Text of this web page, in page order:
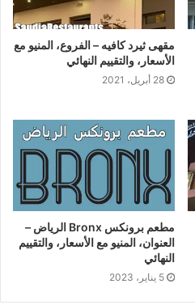
مقهى ثيرد كافيه – الفروع، المنيو مع
الأسعار، والتقييم النهائي
28 أبريل، 2021
مطعم برونكس Bronx الرياض –
العنوان، المنيو مع الأسعار، والتقييم
النهائي
5 يناير، 2023